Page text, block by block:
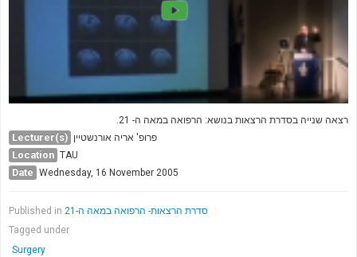
רצאה שנייה בסדרת הרצאות בנושא: הרפואה במאה ה- 21.
Lecturer(s) פרופ' אריה אורנשטיין
Location TAU
Date Wednesday, 16 November 2005
Published in
סדרת הרצאות- הרפואה במאה ה-21
Tagged under
Surgery